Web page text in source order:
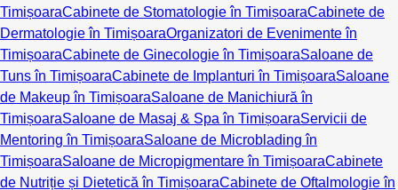
TimișoaraCabinete de Stomatologie în TimișoaraCabinete de
Dermatologie în TimișoaraOrganizatori de Evenimente în
TimișoaraCabinete de Ginecologie în TimișoaraSaloane de
Tuns în TimișoaraCabinete de Implanturi în TimișoaraSaloane
de Makeup în TimișoaraSaloane de Manichiură în
TimișoaraSaloane de Masaj & Spa în TimișoaraServicii de
Mentoring în TimișoaraSaloane de Microblading în
TimișoaraSaloane de Micropigmentare în TimișoaraCabinete
de Nutriție și Dietetică în TimișoaraCabinete de Oftalmologie în